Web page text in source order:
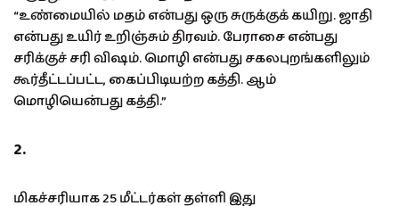
“உண்மையில் மதம் என்பது ஒரு சுருக்குக் கயிறு. ஜாதி
என்பது உயிர் உறிஞ்சும் திரவம். பேராசை என்பது
சரிக்குச் சரி விஷம். மொழி என்பது சகலபுறங்களிலும்
கூர்தீட்டப்பட்ட, கைப்பிடியற்ற கத்தி. ஆம்
மொழியென்பது கத்தி.”
2.
மிகச்சரியாக 25 மீட்டர்கள் தள்ளி இது